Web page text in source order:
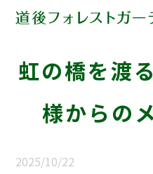
虹の橋を渡
様からの
2025/10/22